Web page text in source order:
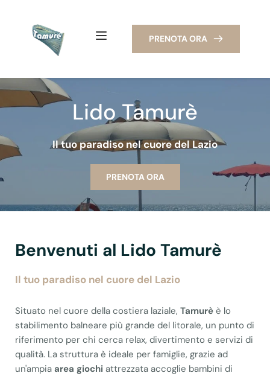
PRENOTA ORA
Lido Tamurè
Il tuo paradiso nel cuore del Lazio
PRENOTA ORA
Benvenuti al Lido Tamurè
Il tuo paradiso nel cuore del Lazio
Situato nel cuore della costiera laziale, Tamurè è lo
stabilimento balneare più grande del litorale, un punto di
riferimento per chi cerca relax, divertimento e servizi di
qualità. La struttura è ideale per famiglie, grazie ad
un'ampia area giochi attrezzata accoglie bambini di